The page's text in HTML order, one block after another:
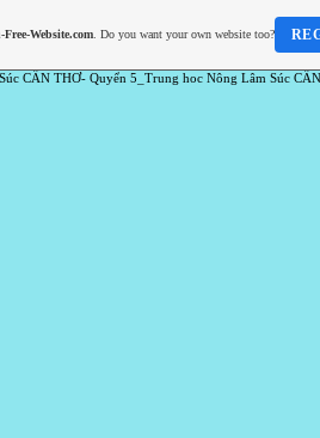
CẦN THƠ- Quyển 5_Trung hoc Nông Lâm Súc
Free-Website.com. Do you want your own website too?